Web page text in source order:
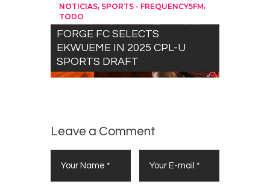
NOTICIAS, SPORTS - FREQUENCY5FM,
TODO
FORGE FC SELECTS
EKWUEME IN 2025 CPL-U
SPORTS DRAFT
Leave a Comment